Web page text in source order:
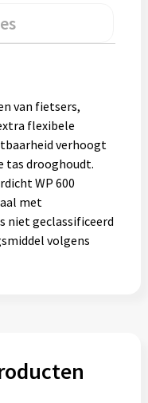
van fietsers,
flexibele
verhoogt
tas drooghoudt.
WP 600
met
niet geclassificeerd
volgens